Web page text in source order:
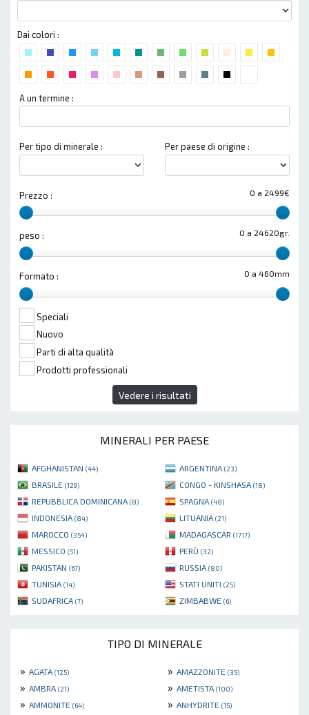
Dai colori :
A un termine :
Per tipo di minerale : Per paese di origine :
0 a 2499€
Prezzo :
0 a 24620gr.
peso :
0 a 460mm
Formato :
Speciali
Nuovo
Parti di alta qualità
Prodotti professionali
Vedere i risultati
MINERALI PER PAESE
AFGHANISTAN (44) ARGENTINA (23)
BRASILE (129) CONGO - KINSHASA (18)
REPUBBLICA DOMINICANA (8) SPAGNA (48)
INDONESIA (84) LITUANIA (21)
MAROCCO (354) MADAGASCAR (1717)
MESSICO (51) PERÙ (32)
PAKISTAN (67) RUSSIA (80)
TUNISIA (14) STATI UNITI (25)
SUDAFRICA (7) ZIMBABWE (6)
TIPO DI MINERALE
» AGATA (125) » AMAZZONITE (35)
» AMBRA (21) » AMETISTA (100)
» AMMONITE (64) » ANHYDRITE (15)